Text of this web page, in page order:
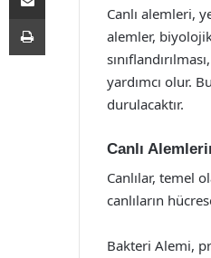
Canlı alemleri,
alemler,
yardımcı olur.
durulacaktır.
Canlı
Canlılar, temel
canlıların
Bakteri Alemi,